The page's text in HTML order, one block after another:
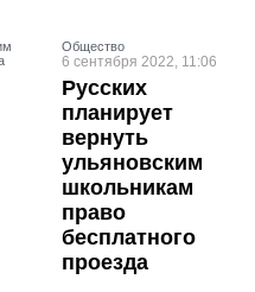
Общество
6 сентября 2022, 11:06
Русских
планирует
вернуть
ульяновским
школьникам
право
бесплатного
проезда